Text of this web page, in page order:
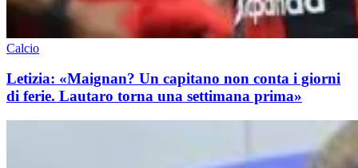
Calcio
Letizia: «Maignan? Un capitano non conta i giorni
di ferie. Lautaro torna una settimana prima»